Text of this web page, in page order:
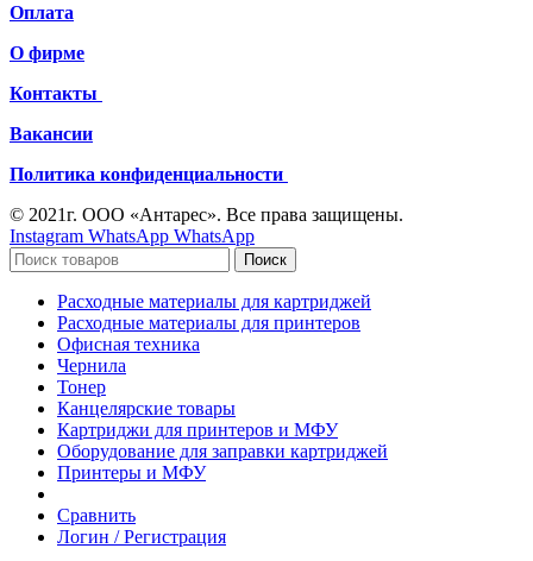
Оплата
О фирме
Контакты
Вакансии
Политика конфиденциальности
© 2021г. ООО «Антарес». Все права защищены.
Instagram WhatsApp WhatsApp
Поиск
Расходные материалы для картриджей
Расходные материалы для принтеров
Офисная техника
Чернила
Тонер
Канцелярские товары
Картриджи для принтеров и МФУ
Оборудование для заправки картриджей
Принтеры и МФУ
Сравнить
Логин / Регистрация